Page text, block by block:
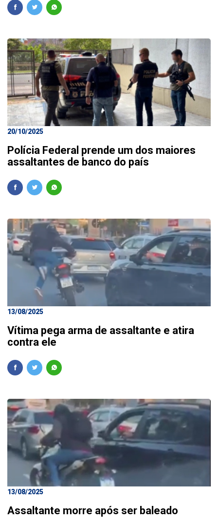
20/10/2025
Polícia Federal prende um dos maiores
assaltantes de banco do país
13/08/2025
Vítima pega arma de assaltante e atira
contra ele
13/08/2025
Assaltante morre após ser baleado